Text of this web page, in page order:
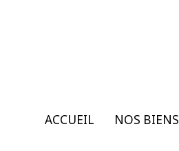
ACCUEIL NOS BIENS